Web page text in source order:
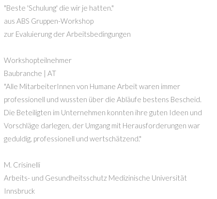
"Beste 'Schulung' die wir je hatten."
aus ABS Gruppen-Workshop
zur Evaluierung der Arbeitsbedingungen
Workshopteilnehmer
Baubranche | AT
"Alle MitarbeiterInnen von Humane Arbeit waren immer
professionell und wussten über die Abläufe bestens Bescheid.
Die Beteiligten im Unternehmen konnten ihre guten Ideen und
Vorschläge darlegen, der Umgang mit Herausforderungen war
geduldig, professionell und wertschätzend."
M. Crisinelli
Arbeits- und Gesundheitsschutz Medizinische Universität
Innsbruck